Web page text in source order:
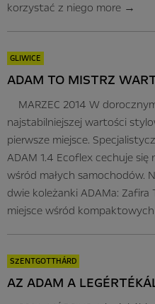
korzystać z niego more →
GLIWICE
ADAM TO MISTRZ
MARZEC 2014 W
najstabilniejszej wartości
pierwsze miejsce.
ADAM 1.4 Ecoflex cechuje
wśród małych samochodów.
dwie koleżanki ADAMa: Zafira
miejsce wśród kompaktowych
SZENTGOTTHÁRD
AZ ADAM A